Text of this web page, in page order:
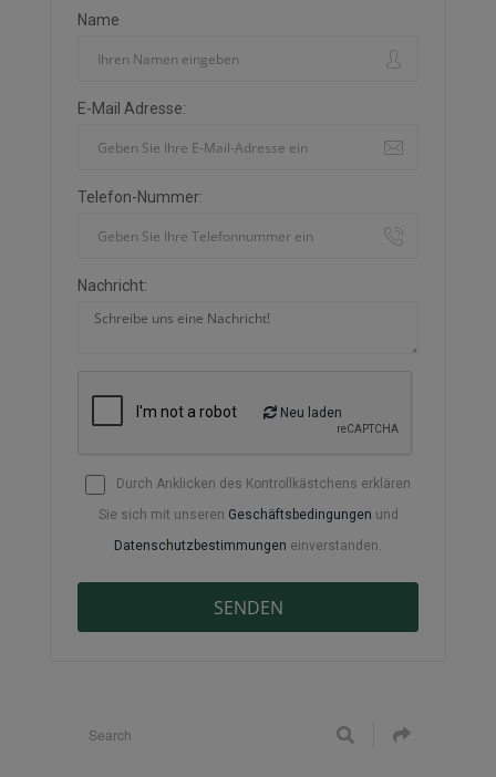
Name
E-Mail Adresse:
Telefon-Nummer:
Nachricht:
Neu laden
Durch Anklicken des Kontrollkästchens erklären
Sie sich mit unseren Geschäftsbedingungen und
Datenschutzbestimmungen einverstanden.